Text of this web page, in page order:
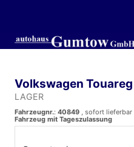
Volkswagen Touareg
LAGER
Fahrzeugnr.: 40849 , sofort lieferbar
Fahrzeug mit Tageszulassung